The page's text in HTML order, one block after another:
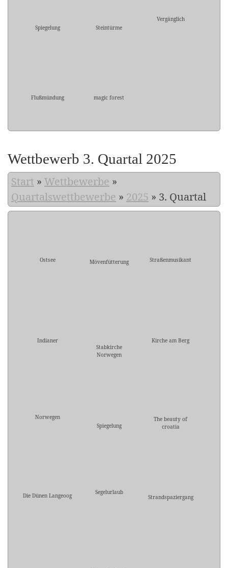
Spiegelung Steintürme
Vergänglich
Flußmündung magic forest
Wettbewerb 3. Quartal 2025
Start » Wettbewerbe »
Quartalswettbewerbe » 2025 » 3. Quartal
Ostsee Mövenfütterung Straßenmusikant
Indianer
Stabkirche
Norwegen
Kirche am Berg
Norwegen
Spiegelung
The beauty of
croatia
Die Dünen Langeoog Segelurlaub
Strandspaziergang